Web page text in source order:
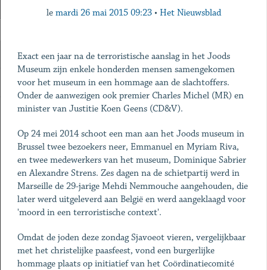
le mardi 26 mai 2015 09:23 • Het Nieuwsblad
Exact een jaar na de terroristische aanslag in het Joods
Museum zijn enkele honderden mensen samengekomen
voor het museum in een hommage aan de slachtoffers.
Onder de aanwezigen ook premier Charles Michel (MR) en
minister van Justitie Koen Geens (CD&V).
Op 24 mei 2014 schoot een man aan het Joods museum in
Brussel twee bezoekers neer, Emmanuel en Myriam Riva,
en twee medewerkers van het museum, Dominique Sabrier
en Alexandre Strens. Zes dagen na de schietpartij werd in
Marseille de 29-jarige Mehdi Nemmouche aangehouden, die
later werd uitgeleverd aan België en werd aangeklaagd voor
'moord in een terroristische context'.
Omdat de joden deze zondag Sjavoeot vieren, vergelijkbaar
met het christelijke paasfeest, vond een burgerlijke
hommage plaats op initiatief van het Coördinatiecomité